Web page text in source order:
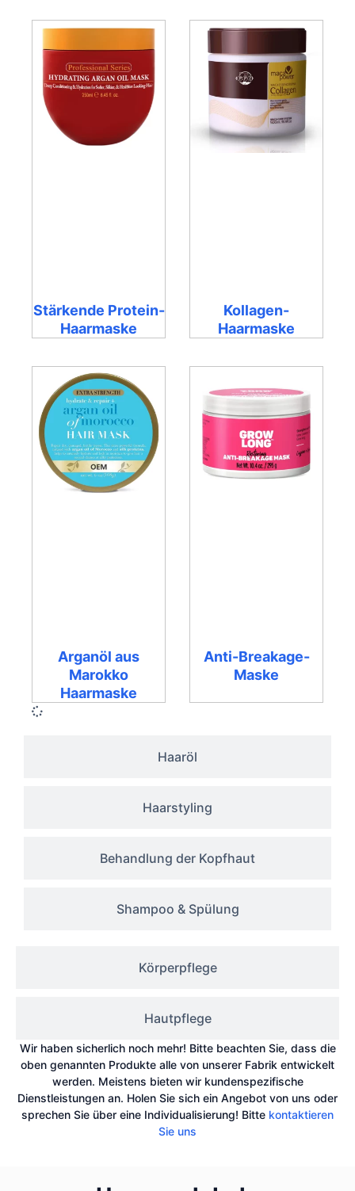
Körperpflege
Hautpflege
Haaröl
Haarstyling
Behandlung der Kopfhaut
Shampoo & Spülung
Stärkende Protein-
Haarmaske
Kollagen-
Haarmaske
Arganöl aus
Marokko
Haarmaske
Anti-Breakage-
Maske
Wir haben sicherlich noch mehr! Bitte beachten Sie, dass die
oben genannten Produkte alle von unserer Fabrik entwickelt
werden. Meistens bieten wir kundenspezifische
Dienstleistungen an. Holen Sie sich ein Angebot von uns oder
sprechen Sie über eine Individualisierung! Bitte kontaktieren
Sie uns